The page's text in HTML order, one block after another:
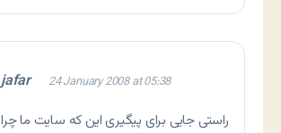
jafar 24 January 2008 at 05:38
راستی جایی برای پیگیری این که سایت ما چرا